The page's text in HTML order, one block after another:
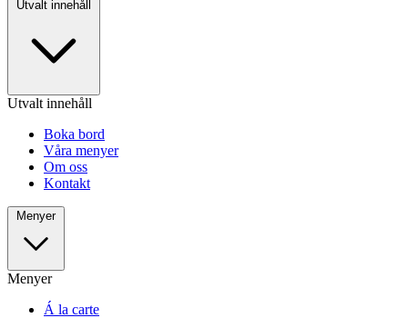
Utvalt innehåll
Utvalt innehåll
Boka bord
Våra menyer
Om oss
Kontakt
Menyer
Menyer
Á la carte